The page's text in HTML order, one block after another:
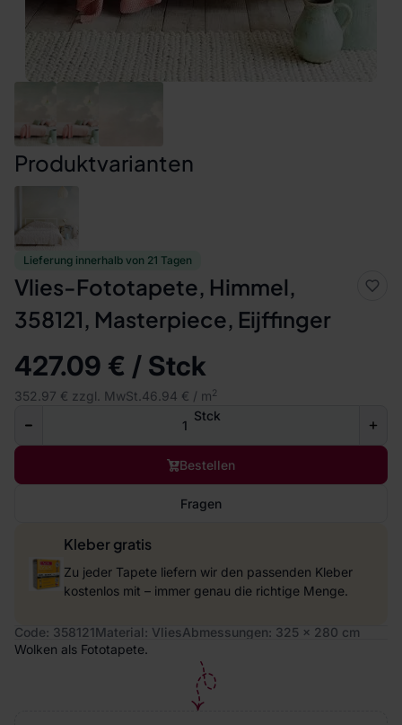
Lieferung innerhalb von 21 Tagen
Vlies-Fototapete, Himmel,
358121, Masterpiece, Eijffinger
427.09 € / Stck
352.97 € zzgl. MwSt. 46.94 € / m2
Stck
Bestellen
Fragen
Kleber gratis
Zu jeder Tapete liefern wir den passenden Kleber
kostenlos mit – immer genau die richtige Menge.
Code: 358121Material: VliesAbmessungen: 325 x 280 cm
Wolken als Fototapete.
Produktvarianten